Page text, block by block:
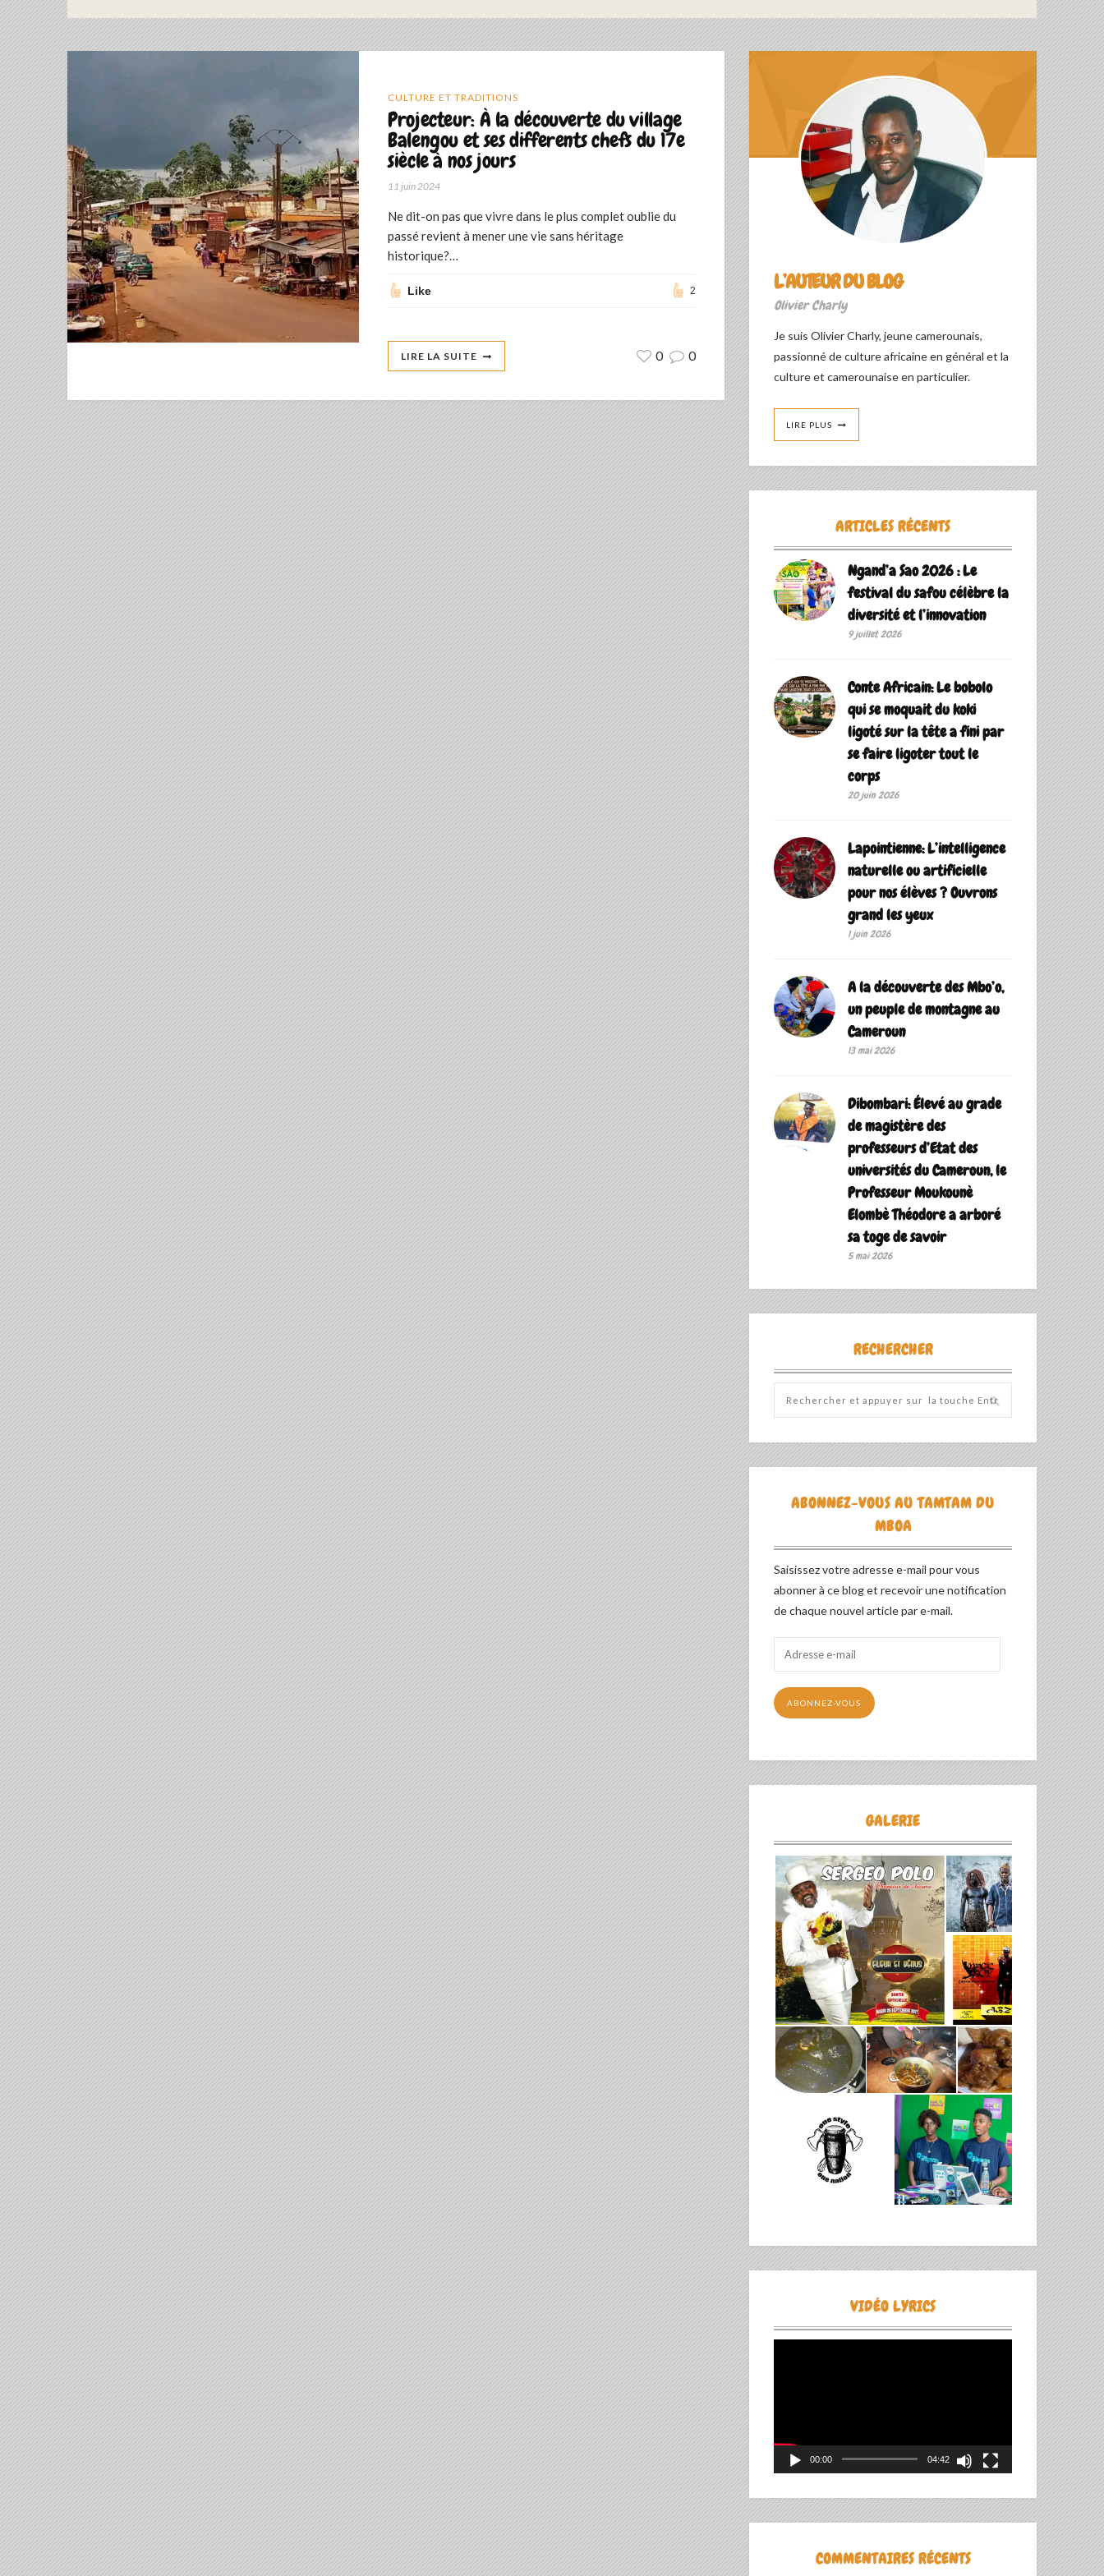
CULTURE ET TRADITIONS
Projecteur: À la découverte du village
Balengou et ses differents chefs du 17e
siècle à nos jours
11 juin 2024
Ne dit-on pas que vivre dans le plus complet oublie du
passé revient à mener une vie sans héritage
historique?…
Like 2
LIRE LA SUITE 0 0
L’AUTEUR DU BLOG
Olivier Charly
Je suis Olivier Charly, jeune camerounais,
passionné de culture africaine en général et la
culture et camerounaise en particulier.
LIRE PLUS
ARTICLES RÉCENTS
Ngand’a Sao 2026 : Le
festival du safou célèbre la
diversité et l’innovation
9 juillet 2026
Conte Africain: Le bobolo
qui se moquait du koki
ligoté sur la tête a fini par
se faire ligoter tout le
corps
20 juin 2026
Lapointienne: L’intelligence
naturelle ou artificielle
pour nos élèves ? Ouvrons
grand les yeux
1 juin 2026
A la découverte des Mbo’o,
un peuple de montagne au
Cameroun
13 mai 2026
Dibombari: Élevé au grade
de magistère des
professeurs d’Etat des
universités du Cameroun, le
Professeur Moukounè
Elombè Théodore a arboré
sa toge de savoir ‎
5 mai 2026
RECHERCHER
ABONNEZ-VOUS AU TAMTAM DU
MBOA
Saisissez votre adresse e-mail pour vous
abonner à ce blog et recevoir une notification
de chaque nouvel article par e-mail.
mail
ABONNEZ-VOUS
GALERIE
VIDÉO LYRICS
00:00 04:42
COMMENTAIRES RÉCENTS